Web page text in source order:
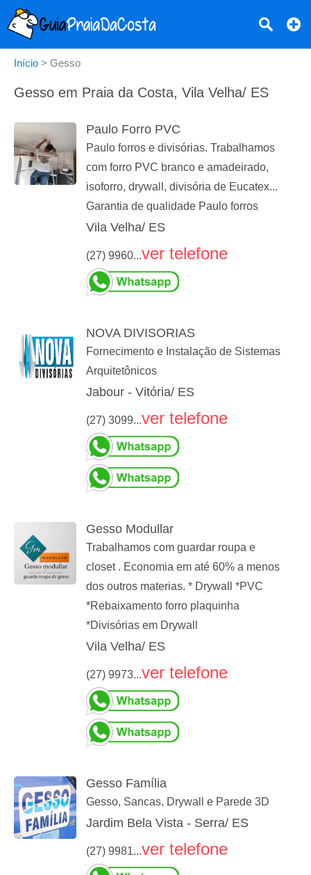
Início > Gesso
Gesso em Praia da Costa, Vila Velha/ ES
Paulo Forro PVC
Paulo forros e divisórias. Trabalhamos
com forro PVC branco e amadeirado,
isoforro, drywall, divisória de Eucatex...
Garantia de qualidade Paulo forros
Vila Velha/ ES
(27) 9960...ver telefone
NOVA DIVISORIAS
Fornecimento e Instalação de Sistemas
Arquitetônicos
Jabour - Vitória/ ES
(27) 3099...ver telefone
Gesso Modullar
Trabalhamos com guardar roupa e
closet . Economia em até 60% a menos
dos outros materias. * Drywall *PVC
*Rebaixamento forro plaquinha
*Divisórias em Drywall
Vila Velha/ ES
(27) 9973...ver telefone
Gesso Família
Gesso, Sancas, Drywall e Parede 3D
Jardim Bela Vista - Serra/ ES
(27) 9981...ver telefone